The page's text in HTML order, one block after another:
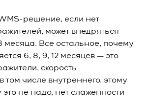
решение, если нет
может внедряться
месяца. Все остальное, почему
6, 8, 9, 12 месяцев — это
скорость
том числе внутреннего, этому
это не надо, нет слаженности